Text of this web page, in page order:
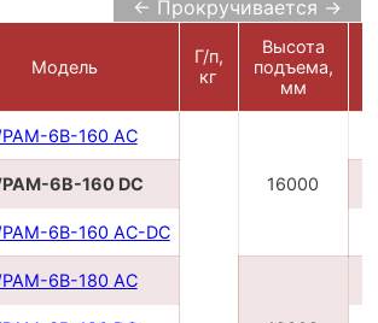
← Прокручивается →
Модель
Г/п,
кг
Высота
подъема,
мм
6B-160 AC
16000
6B-160 DC
6B-160 AC-DC
6B-180 AC